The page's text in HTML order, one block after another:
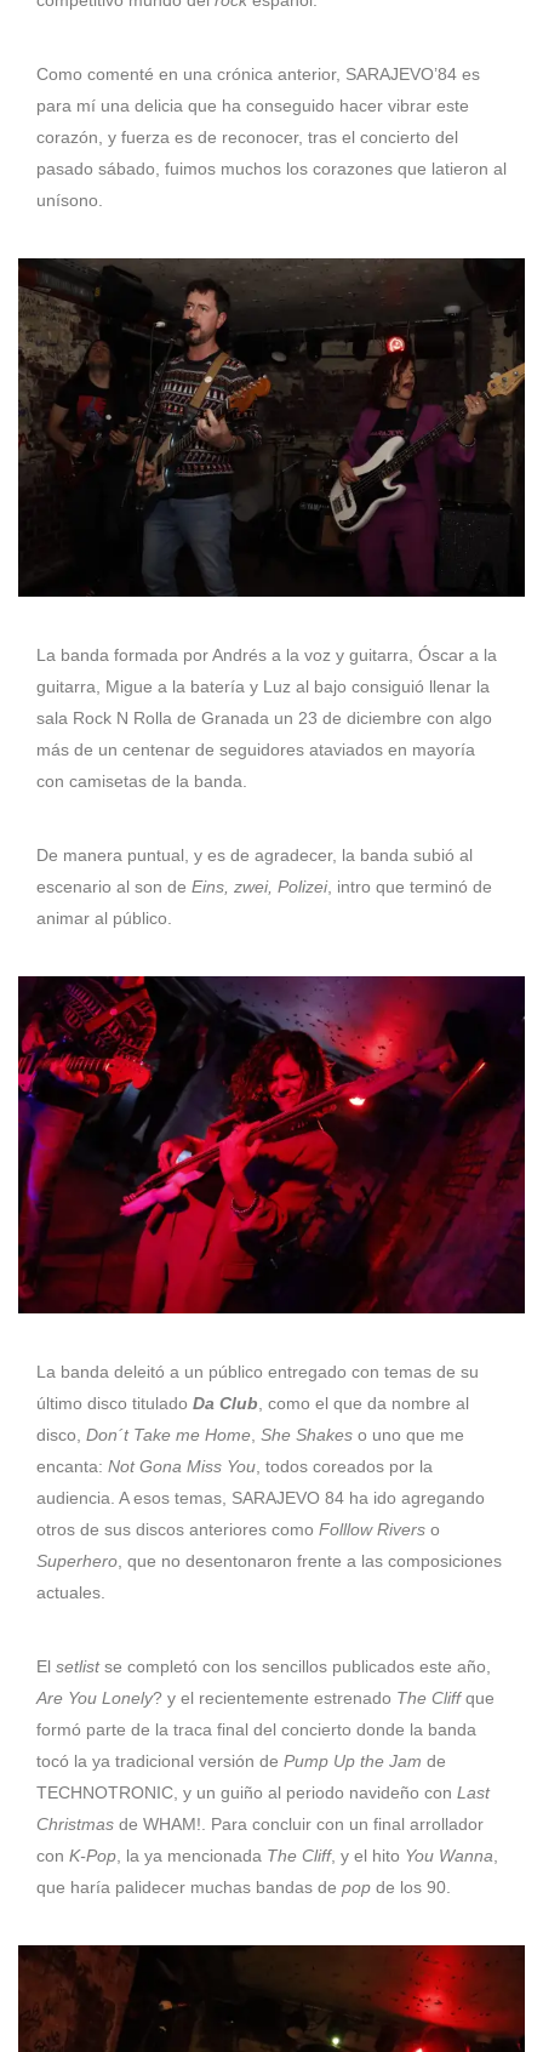
Como comenté en una crónica anterior, SARAJEVO’84 es
para mí una delicia que ha conseguido hacer vibrar este
corazón, y fuerza es de reconocer, tras el concierto del
pasado sábado, fuimos muchos los corazones que latieron al
unísono.
La banda formada por Andrés a la voz y guitarra, Óscar a la
guitarra, Migue a la batería y Luz al bajo consiguió llenar la
sala Rock N Rolla de Granada un 23 de diciembre con algo
más de un centenar de seguidores ataviados en mayoría
con camisetas de la banda.
De manera puntual, y es de agradecer, la banda subió al
escenario al son de Eins, zwei, Polizei, intro que terminó de
animar al público.
La banda deleitó a un público entregado con temas de su
último disco titulado Da Club, como el que da nombre al
disco, Don´t Take me Home, She Shakes o uno que me
encanta: Not Gona Miss You, todos coreados por la
audiencia. A esos temas, SARAJEVO 84 ha ido agregando
otros de sus discos anteriores como Folllow Rivers o
Superhero, que no desentonaron frente a las composiciones
actuales.
El setlistse completó con los sencillos publicados este año,
Are You Lonely? y el recientemente estrenado The Cliffque
formó parte de la traca final del concierto donde la banda
tocó la ya tradicional versión de Pump Up the Jam de
TECHNOTRONIC, y un guiño al periodo navideño con Last
Christmas de WHAM!. Para concluir con un final arrollador
con K-Pop, la ya mencionada The Cliff, y el hito You Wanna,
que haría palidecer muchas bandas de pop de los 90.